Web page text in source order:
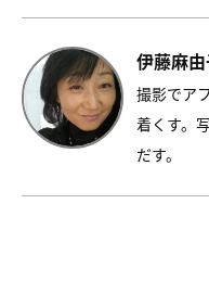
伊藤麻
撮影でア
着くす。
だす。